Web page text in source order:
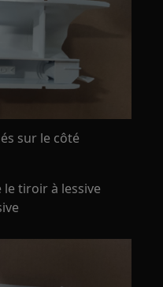
sur le côté
tiroir à lessive